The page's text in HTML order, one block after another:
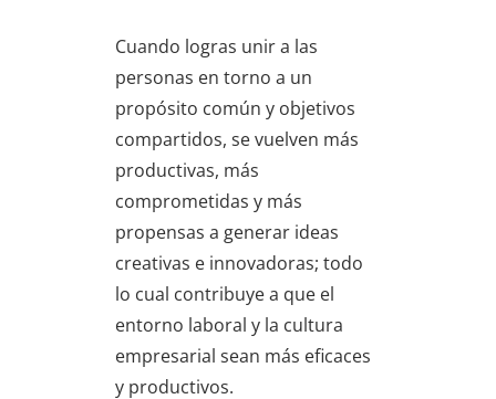
Cuando logras unir a las
personas en torno a un
propósito común y objetivos
compartidos, se vuelven más
productivas, más
comprometidas y más
propensas a generar ideas
creativas e innovadoras; todo
lo cual contribuye a que el
entorno laboral y la cultura
empresarial sean más eficaces
y productivos.